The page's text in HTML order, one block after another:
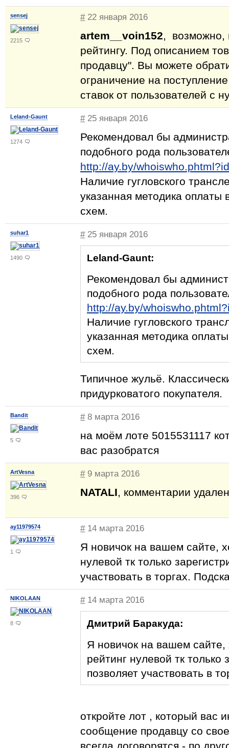
sensej
2215
#22 января 2016
artem__voin152, возможно,
рейтингу. Под описанием
продавцу". Вы можете
ограничение на поступление
ставок от пользователей с
Leland-Gaunt
1274
#25 января 2016
Рекомендовал бы
подобного рода
http://ay.by/
Наличие гугловского
указанная методика
схем.
suhar1
1490
#25 января 2016
Leland-Gaunt:
Рекомендовал бы
подобного рода
http://ay.by/
Наличие гугловского
указанная методика
схем.
Типичное жульё.
придурковатого покупателя.
Bandit
5
#8 марта 2016
на моём лоте 5015531117
вас разобратся
ArtVesna
396
#9 марта 2016
NATALI, комментарии
ay11979574
1
#14 марта 2016
Я новичок на вашем сайте,
нулевой тк только
участвовать в торгах.
NIKOLAAN
8
#14 марта 2016
Дмитрий Баракуда:
Я новичок на вашем сайте,
рейтинг нулевой тк
позволяет участвовать в
откройте лот , который вас
сообщение продавцу со